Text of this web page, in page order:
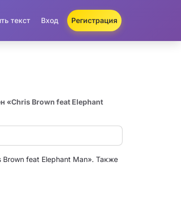
текст Вход Регистрация
«Chris Brown feat Elephant
feat Elephant Man». Также